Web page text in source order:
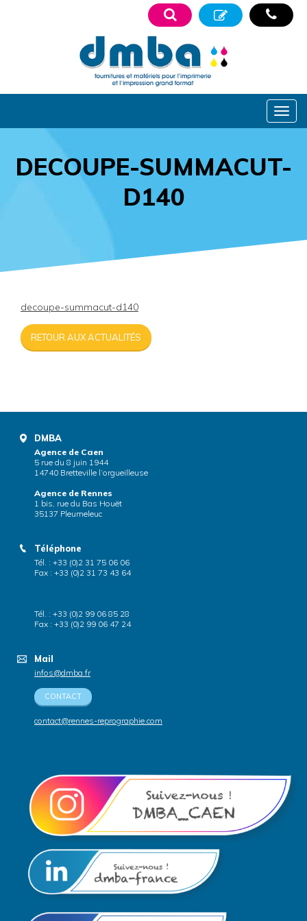
DECOUPE-SUMMACUT-
D140
decoupe-summacut-d140
RETOUR AUX ACTUALITÉS
DMBA
Agence de Caen
5 rue du 8 juin 1944
14740 Bretteville l’orgueilleuse
Agence de Rennes
1 bis, rue du Bas Houët
35137 Pleumeleuc
Téléphone
Tél. : +33 (0)2 31 75 06 06
Fax : +33 (0)2 31 73 43 64
Tél. : +33 (0)2 99 06 85 28
Fax : +33 (0)2 99 06 47 24
Mail
infos@dmba.fr
CONTACT
contact@rennes-reprographie.com